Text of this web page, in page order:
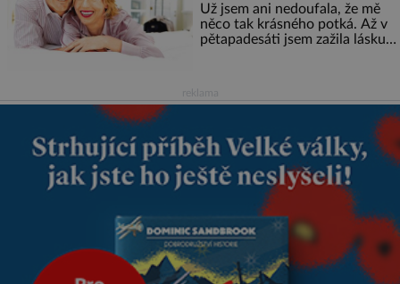
Už jsem ani nedoufala, že mě
něco tak krásného potká. Až v
pětapadesáti jsem zažila lásku
nás dali dohromady, Toník byl
dobře zaopatřený mladý muž.
Manželství nám oběma moc
nesvědčilo, brzy jsme zjistili, že